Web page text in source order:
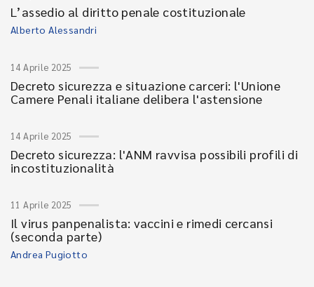
L’assedio al diritto penale costituzionale
Alberto Alessandri
14 Aprile 2025
Decreto sicurezza e situazione carceri: l'Unione
Camere Penali italiane delibera l'astensione
14 Aprile 2025
Decreto sicurezza: l'ANM ravvisa possibili profili di
incostituzionalità
11 Aprile 2025
Il virus panpenalista: vaccini e rimedi cercansi
(seconda parte)
Andrea Pugiotto